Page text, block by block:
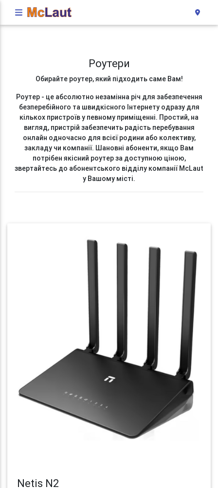
Роутери
Обирайте роутер, який підходить саме Вам!
Роутер - це абсолютно незамінна річ для забезпечення
безперебійного та швидкісного Інтернету одразу для
кількох пристроїв у певному приміщенні. Простий, на
вигляд, пристрій забезпечить радість перебування
онлайн одночасно для всієї родини або колективу,
закладу чи компанії. Шановні абоненти, якщо Вам
потрібен якісний роутер за доступною ціною,
звертайтесь до абонентського відділу компанії McLaut
у Вашому місті.
Netis N2